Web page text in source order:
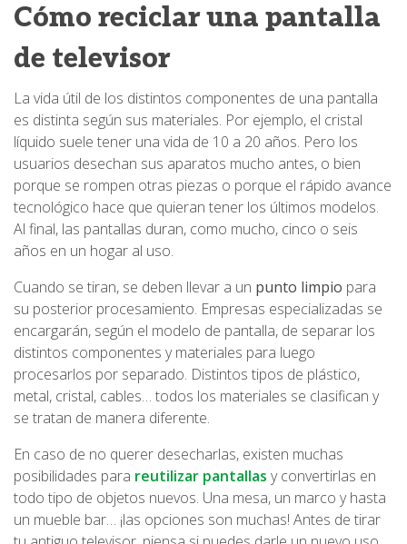
Cómo reciclar una pantalla
de televisor
La vida útil de los distintos componentes de una pantalla
es distinta según sus materiales. Por ejemplo, el cristal
líquido suele tener una vida de 10 a 20 años. Pero los
usuarios desechan sus aparatos mucho antes, o bien
porque se rompen otras piezas o porque el rápido avance
tecnológico hace que quieran tener los últimos modelos.
Al final, las pantallas duran, como mucho, cinco o seis
años en un hogar al uso.
Cuando se tiran, se deben llevar a un punto limpio para
su posterior procesamiento. Empresas especializadas se
encargarán, según el modelo de pantalla, de separar los
distintos componentes y materiales para luego
procesarlos por separado. Distintos tipos de plástico,
metal, cristal, cables… todos los materiales se clasifican y
se tratan de manera diferente.
En caso de no querer desecharlas, existen muchas
posibilidades para reutilizar pantallas y convertirlas en
todo tipo de objetos nuevos. Una mesa, un marco y hasta
un mueble bar… ¡las opciones son muchas! Antes de tirar